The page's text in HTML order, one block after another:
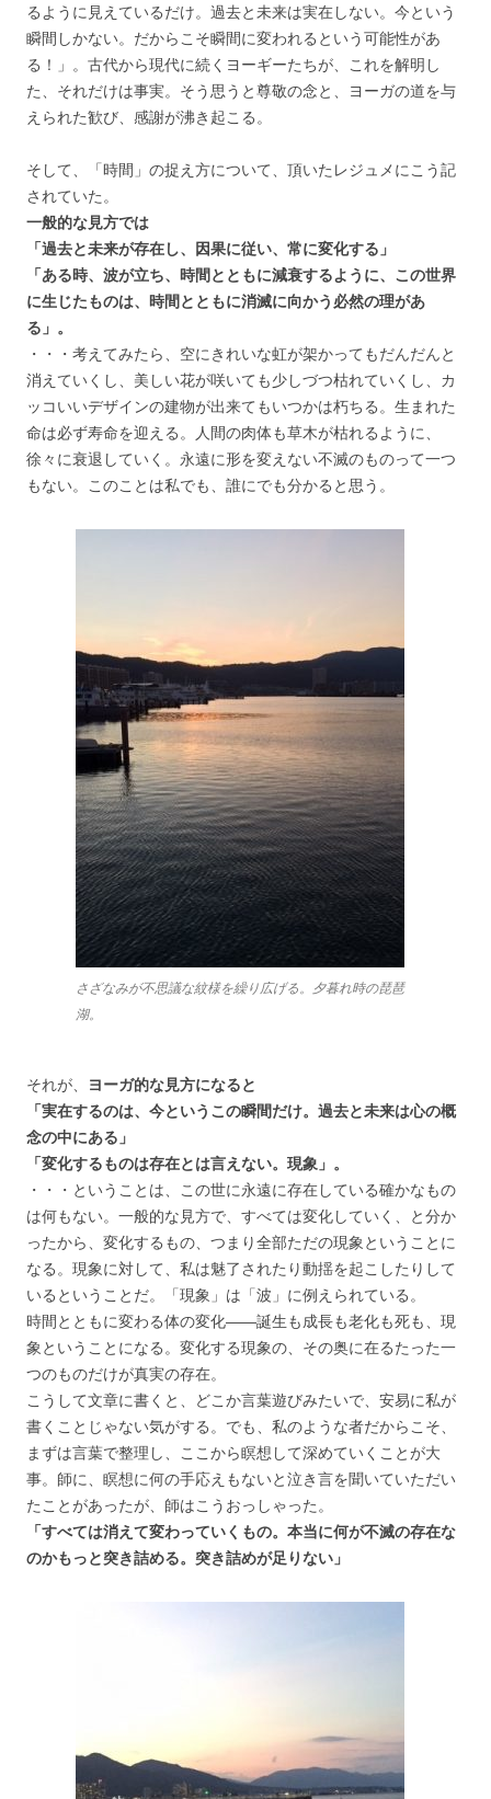
るように見えているだけ。過去と未来は実在しない。今という
瞬間しかない。だからこそ瞬間に変われるという可能性があ
る！」。古代から現代に続くヨーギーたちが、これを解明し
た、それだけは事実。そう思うと尊敬の念と、ヨーガの道を与
えられた歓び、感謝が沸き起こる。
そして、「時間」の捉え方について、頂いたレジュメにこう記
されていた。
一般的な見方では
「過去と未来が存在し、因果に従い、常に変化する」
「ある時、波が立ち、時間とともに減衰するように、この世界
に生じたものは、時間とともに消滅に向かう必然の理があ
る」。
・・・考えてみたら、空にきれいな虹が架かってもだんだんと
消えていくし、美しい花が咲いても少しづつ枯れていくし、カ
ッコいいデザインの建物が出来てもいつかは朽ちる。生まれた
命は必ず寿命を迎える。人間の肉体も草木が枯れるように、
徐々に衰退していく。永遠に形を変えない不滅のものって一つ
もない。このことは私でも、誰にでも分かると思う。
さざなみが不思議な紋様を繰り広げる。夕暮れ時の琵琶
湖。
それが、
ヨーガ的な見方になると
「実在するのは、今というこの瞬間だけ。過去と未来は心の概
念の中にある」
「変化するものは存在とは言えない。現象」。
・・・ということは、この世に永遠に存在している確かなもの
は何もない。一般的な見方で、すべては変化していく、と分か
ったから、変化するもの、つまり全部ただの現象ということに
なる。現象に対して、私は魅了されたり動揺を起こしたりして
いるということだ。「現象」は「波」に例えられている。
時間とともに変わる体の変化――誕生も成長も老化も死も、現
象ということになる。変化する現象の、その奥に在るたった一
つのものだけが真実の存在。
こうして文章に書くと、どこか言葉遊びみたいで、安易に私が
書くことじゃない気がする。でも、私のような者だからこそ、
まずは言葉で整理し、ここから瞑想して深めていくことが大
事。師に、瞑想に何の手応えもないと泣き言を聞いていただい
たことがあったが、師はこうおっしゃった。
「すべては消えて変わっていくもの。本当に何が不滅の存在な
のかもっと突き詰める。突き詰めが足りない」